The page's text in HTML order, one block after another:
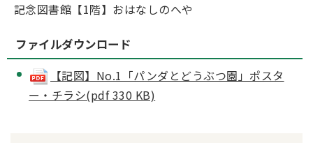
記念図書館【1階】おはなしのへや
ファイルダウンロード
【記図】No.1「パンダとどうぶつ園」ポスタ
ー・チラシ(pdf 330 KB)